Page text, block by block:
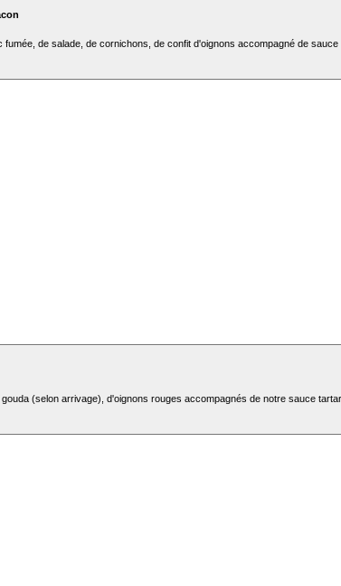
de salade, de cornichons, de confit d'oignons accompagné de
(selon arrivage), d'oignons rouges accompagnés de notre sauce